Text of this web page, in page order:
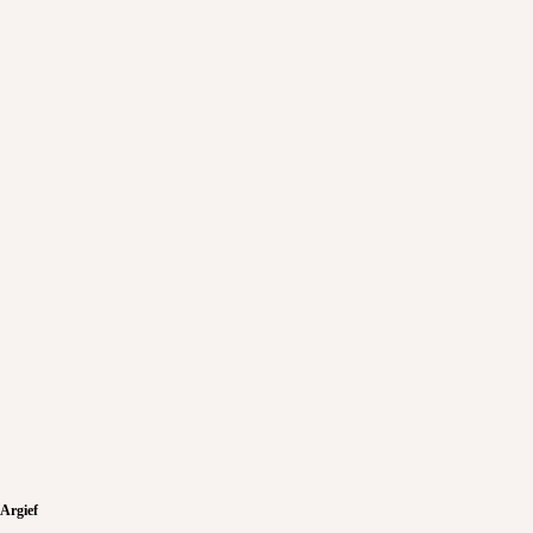
Argief